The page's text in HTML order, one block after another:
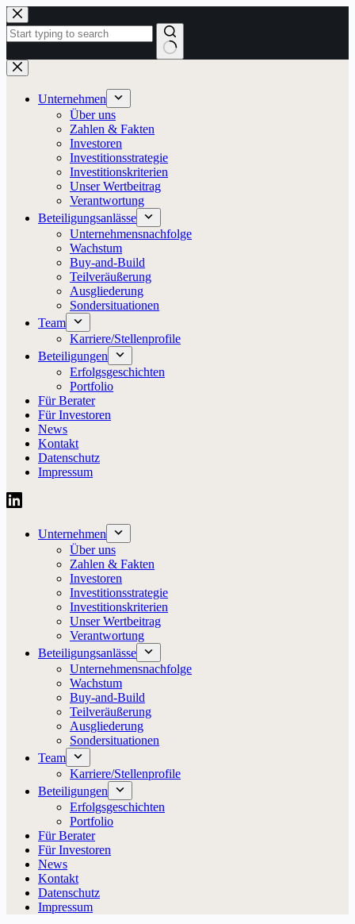
Zum
Inhalt
springen
Keine
Ergebnisse
Unternehmen
Über uns
Zahlen & Fakten
Investoren
Investitionsstrategie
Investitionskriterien
Unser Wertbeitrag
Verantwortung
Beteiligungsanlässe
Unternehmensnachfolge
Wachstum
Buy-and-Build
Teilveräußerung
Ausgliederung
Sondersituationen
Team
Karriere/Stellenprofile
Beteiligungen
Erfolgsgeschichten
Portfolio
Für Berater
Für Investoren
News
Kontakt
Datenschutz
Impressum
Unternehmen
Über uns
Zahlen & Fakten
Investoren
Investitionsstrategie
Investitionskriterien
Unser Wertbeitrag
Verantwortung
Beteiligungsanlässe
Unternehmensnachfolge
Wachstum
Buy-and-Build
Teilveräußerung
Ausgliederung
Sondersituationen
Team
Karriere/Stellenprofile
Beteiligungen
Erfolgsgeschichten
Portfolio
Für Berater
Für Investoren
News
Kontakt
Datenschutz
Impressum